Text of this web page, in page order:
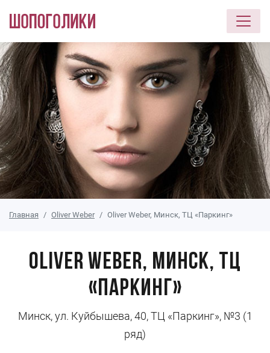
Перейти к основному содержанию
Главная Oliver Weber Oliver Weber, Минск, ТЦ «Паркинг»
Oliver Weber, Минск, ТЦ
«Паркинг»
Минск, ул. Куйбышева, 40, ТЦ «Паркинг», №3 (1
ряд)